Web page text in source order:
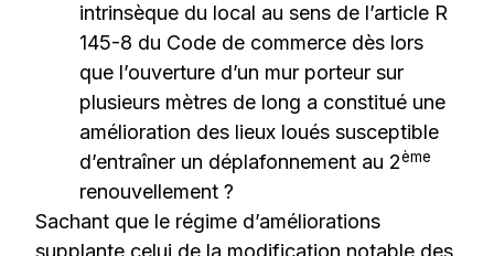
intrinsèque du local au sens de l’article R
145-8 du Code de commerce dès lors
que l’ouverture d’un mur porteur sur
plusieurs mètres de long a constitué une
amélioration des lieux loués susceptible
d’entraîner un déplafonnement au 2ème
renouvellement ?
Sachant que le régime d’améliorations